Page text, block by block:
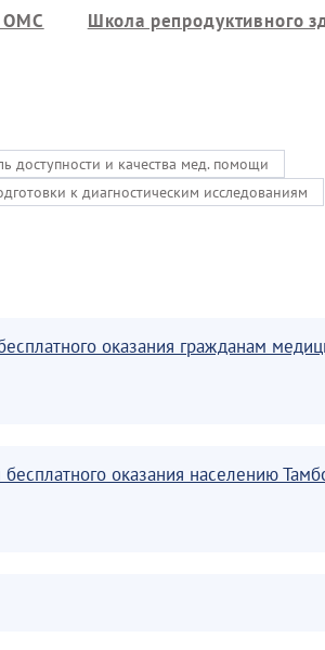
ОМС Школа репродуктивного
доступности и качества мед. помощи
к диагностическим исследованиям
оказания гражданам
оказания населению